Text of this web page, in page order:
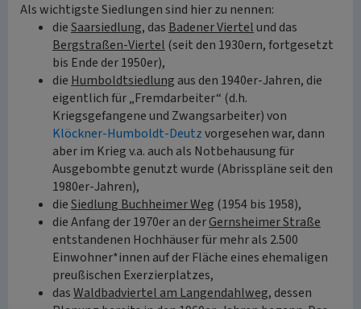
Als wichtigste Siedlungen sind hier zu nennen:
dieSaarsiedlung, das Badener Viertelund das
Bergstraßen-Viertel (seit den 1930ern, fortgesetzt
bis Ende der 1950er),
die Humboldtsiedlung aus den 1940er-Jahren, die
eigentlich für „Fremdarbeiter“ (d.h.
Kriegsgefangene und Zwangsarbeiter) von
Klöckner-Humboldt-Deutzvorgesehen war, dann
aber im Krieg v.a. auch als Notbehausung für
Ausgebombte genutzt wurde (Abrisspläne seit den
1980er-Jahren),
dieSiedlung Buchheimer Weg (1954 bis 1958),
die Anfang der 1970er an derGernsheimer Straße
entstandenen Hochhäuser für mehr als 2.500
Einwohner*innen auf der Fläche eines ehemaligen
preußischen Exerzierplatzes,
dasWaldbadviertel am Langendahlweg, dessen